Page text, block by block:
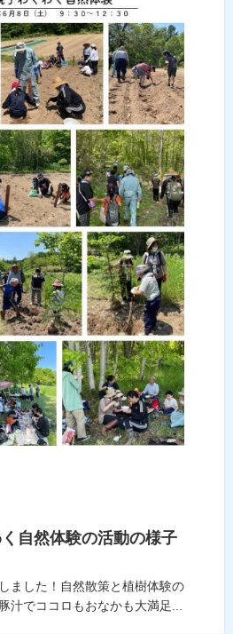
自然体験の活動の様子
ました！自然散策と植樹体験の
汁でココロもおなかも大満足...